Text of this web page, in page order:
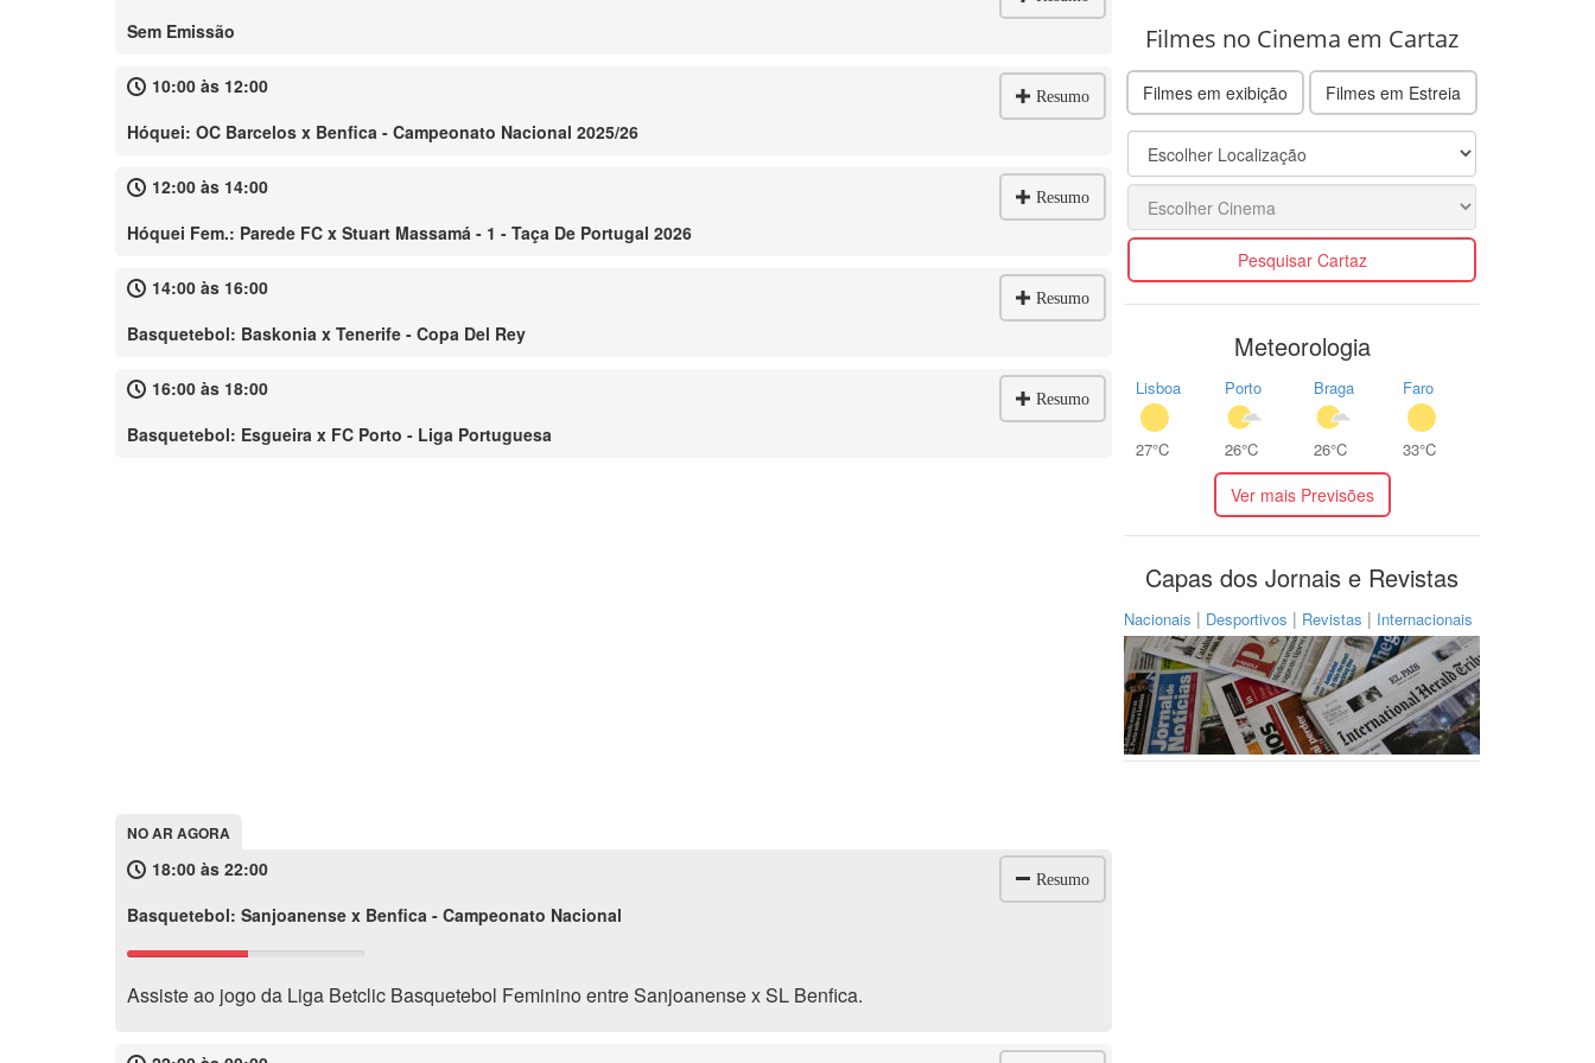
Sem Emissão
Resumo
10:00 às 12:00
Hóquei: OC Barcelos x Benfica - Campeonato Nacional 2025/26
Resumo
12:00 às 14:00
Hóquei Fem.: Parede FC x Stuart Massamá - 1 - Taça De Portugal 2026
Resumo
14:00 às 16:00
Basquetebol: Baskonia x Tenerife - Copa Del Rey
Resumo
16:00 às 18:00
Basquetebol: Esgueira x FC Porto - Liga Portuguesa
NO AR AGORA
Resumo
18:00 às 22:00
Basquetebol: Sanjoanense x Benfica - Campeonato Nacional
Assiste ao jogo da Liga Betclic Basquetebol Feminino entre Sanjoanense x SL Benfica.
Filmes no Cinema em Cartaz
Filmes em exibição Filmes em Estreia
Pesquisar Cartaz
Meteorologia
Lisboa
27°C
Porto
26°C
Braga
26°C
Faro
33°C
Ver mais Previsões
Capas dos Jornais e Revistas
Nacionais | Desportivos | Revistas | Internacionais